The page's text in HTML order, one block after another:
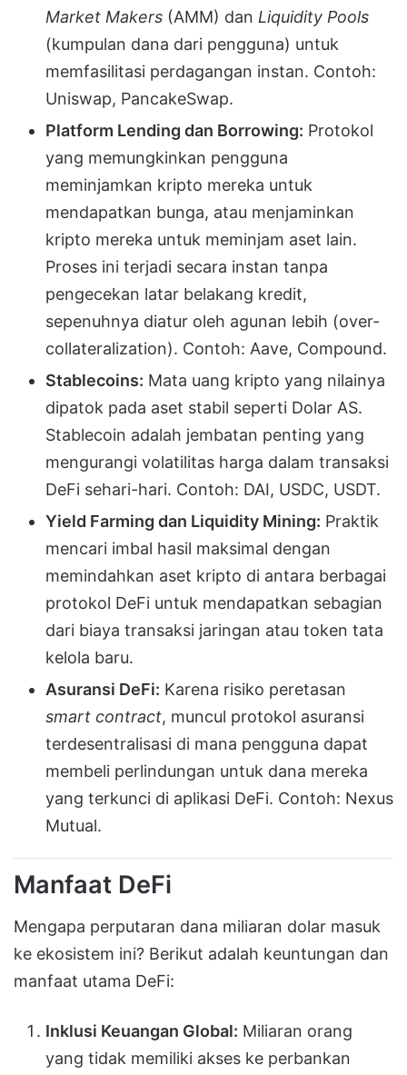
Market Makers (AMM) dan Liquidity Pools
(kumpulan dana dari pengguna) untuk
memfasilitasi perdagangan instan. Contoh:
Uniswap, PancakeSwap.
Platform Lending dan Borrowing: Protokol
yang memungkinkan pengguna
meminjamkan kripto mereka untuk
mendapatkan bunga, atau menjaminkan
kripto mereka untuk meminjam aset lain.
Proses ini terjadi secara instan tanpa
pengecekan latar belakang kredit,
sepenuhnya diatur oleh agunan lebih (over-
collateralization). Contoh: Aave, Compound.
Stablecoins: Mata uang kripto yang nilainya
dipatok pada aset stabil seperti Dolar AS.
Stablecoin adalah jembatan penting yang
mengurangi volatilitas harga dalam transaksi
DeFi sehari-hari. Contoh: DAI, USDC, USDT.
Yield Farming dan Liquidity Mining: Praktik
mencari imbal hasil maksimal dengan
memindahkan aset kripto di antara berbagai
protokol DeFi untuk mendapatkan sebagian
dari biaya transaksi jaringan atau token tata
kelola baru.
Asuransi DeFi: Karena risiko peretasan
smart contract, muncul protokol asuransi
terdesentralisasi di mana pengguna dapat
membeli perlindungan untuk dana mereka
yang terkunci di aplikasi DeFi. Contoh: Nexus
Mutual.
Manfaat DeFi
Mengapa perputaran dana miliaran dolar masuk
ke ekosistem ini? Berikut adalah keuntungan dan
manfaat utama DeFi:
Inklusi Keuangan Global: Miliaran orang
yang tidak memiliki akses ke perbankan